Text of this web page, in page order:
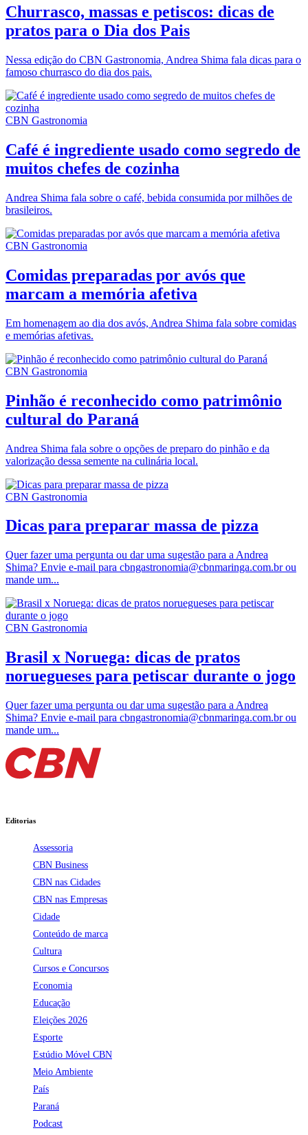
Churrasco, massas e petiscos: dicas de
pratos para o Dia dos Pais
Nessa edição do CBN Gastronomia, Andrea Shima fala dicas para o
famoso churrasco do dia dos pais.
CBN Gastronomia
Café é ingrediente usado como segredo de
muitos chefes de cozinha
Andrea Shima fala sobre o café, bebida consumida por milhões de
brasileiros.
CBN Gastronomia
Comidas preparadas por avós que
marcam a memória afetiva
Em homenagem ao dia dos avós, Andrea Shima fala sobre comidas
e memórias afetivas.
CBN Gastronomia
Pinhão é reconhecido como patrimônio
cultural do Paraná
Andrea Shima fala sobre o opções de preparo do pinhão e da
valorização dessa semente na culinária local.
CBN Gastronomia
Dicas para preparar massa de pizza
Quer fazer uma pergunta ou dar uma sugestão para a Andrea
Shima? Envie e-mail para cbngastronomia@cbnmaringa.com.br ou
mande um...
CBN Gastronomia
Brasil x Noruega: dicas de pratos
noruegueses para petiscar durante o jogo
Quer fazer uma pergunta ou dar uma sugestão para a Andrea
Shima? Envie e-mail para cbngastronomia@cbnmaringa.com.br ou
mande um...
Editorias
Assessoria
CBN Business
CBN nas Cidades
CBN nas Empresas
Cidade
Conteúdo de marca
Cultura
Cursos e Concursos
Economia
Educação
Eleições 2026
Esporte
Estúdio Móvel CBN
Meio Ambiente
País
Paraná
Podcast